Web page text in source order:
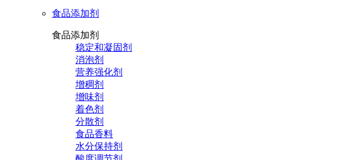
食品添加剂
食品添加剂
稳定和凝固剂
消泡剂
营养强化剂
增稠剂
增味剂
着色剂
分散剂
食品香料
水分保持剂